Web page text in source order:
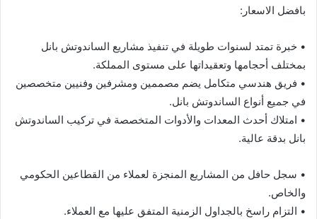
بافضل الاسعار:
• خبرة تمتد لسنوات طويلة في تنفيذ مشاريع الساندوتش بانل
بمختلف أحجامها وتعقيداتها على مستوى المملكة.
• فريق هندسي متكامل يضم مصممين ومشرفين وفنيين متخصصين
في جميع أنواع الساندوتش بانل.
• امتلاك أحدث المعدات والأدوات المتخصصة في تركيب الساندوتش
بانل بدقة عالية.
• سجل حافل من المشاريع المنجزة لعملاء من القطاعين الحكومي
والخاص.
• التزام راسخ بالجداول الزمنية المتفق عليها مع العملاء.